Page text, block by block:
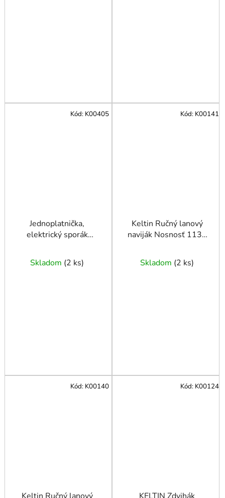
Jednoplatnička,
elektrický sporák
Skladom (2 ks)
Kód: K00405
Keltin Ručný lanový
naviják Nosnosť 1130
Skladom (2 ks)
Kód: K00141
Kód: K00140 Kód: K00124